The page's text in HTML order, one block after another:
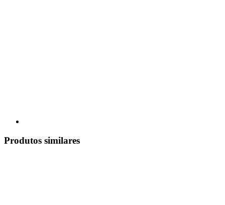
Produtos similares